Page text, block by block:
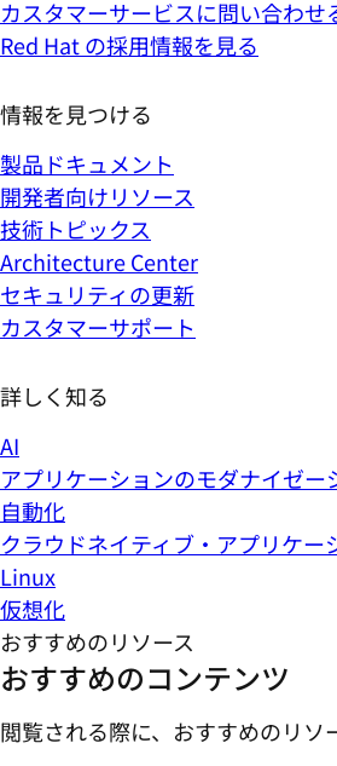
カスタマーサービスに問い合わせ
Red Hat の採用情報を見る
情報を見つける
製品ドキュメント
開発者向けリソース
技術トピックス
Architecture Center
セキュリティの更新
カスタマーサポート
詳しく知る
AI
アプリケーションのモダナイゼー
自動化
クラウドネイティブ・アプリケー
Linux
仮想化
おすすめのリソース
おすすめのコンテンツ
閲覧される際に、おすすめのリソ